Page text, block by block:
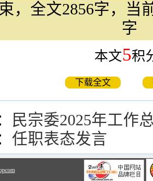
，全文2856字，当
字
本文5积
下载全文
民宗委2025年工作
任职表态发言